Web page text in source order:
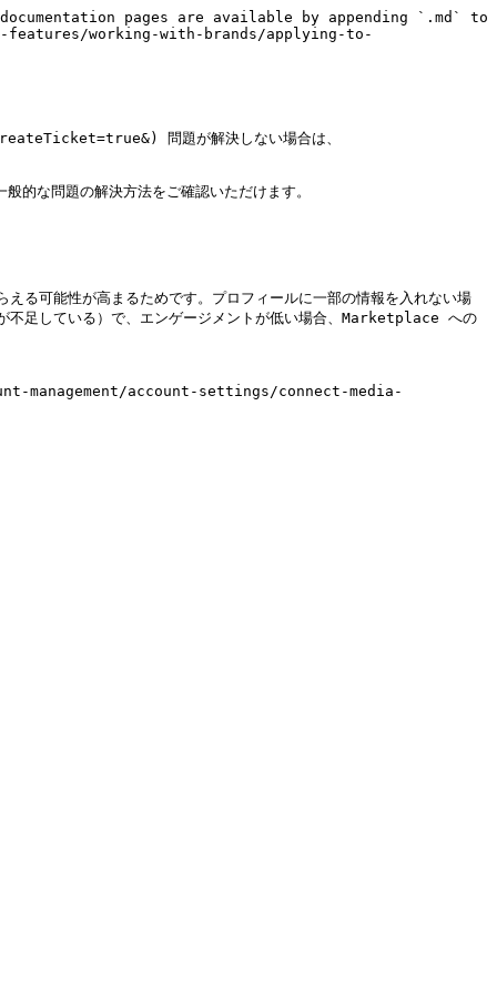
pages are available by appending `.md` to
working-with-brands/applying-to-
問題が解決しない場合は、
的な問題の解決方法をご確認いただけます。
る可能性が高まるためです。プロフィールに一部の情報を入れない場
不足している）で、エンゲージメントが低い場合、Marketplace への
management/account-settings/connect-media-